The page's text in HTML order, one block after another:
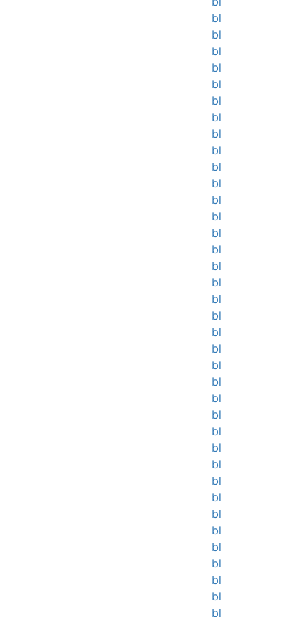
bl
bl
bl
bl
bl
bl
bl
bl
bl
bl
bl
bl
bl
bl
bl
bl
bl
bl
bl
bl
bl
bl
bl
bl
bl
bl
bl
bl
bl
bl
bl
bl
bl
bl
bl
bl
bl